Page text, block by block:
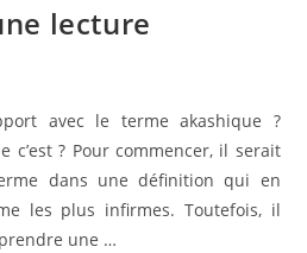
lecture
avec le terme akashique ?
c’est ? Pour commencer, il serait
dans une définition qui en
les plus infirmes. Toutefois, il
une …